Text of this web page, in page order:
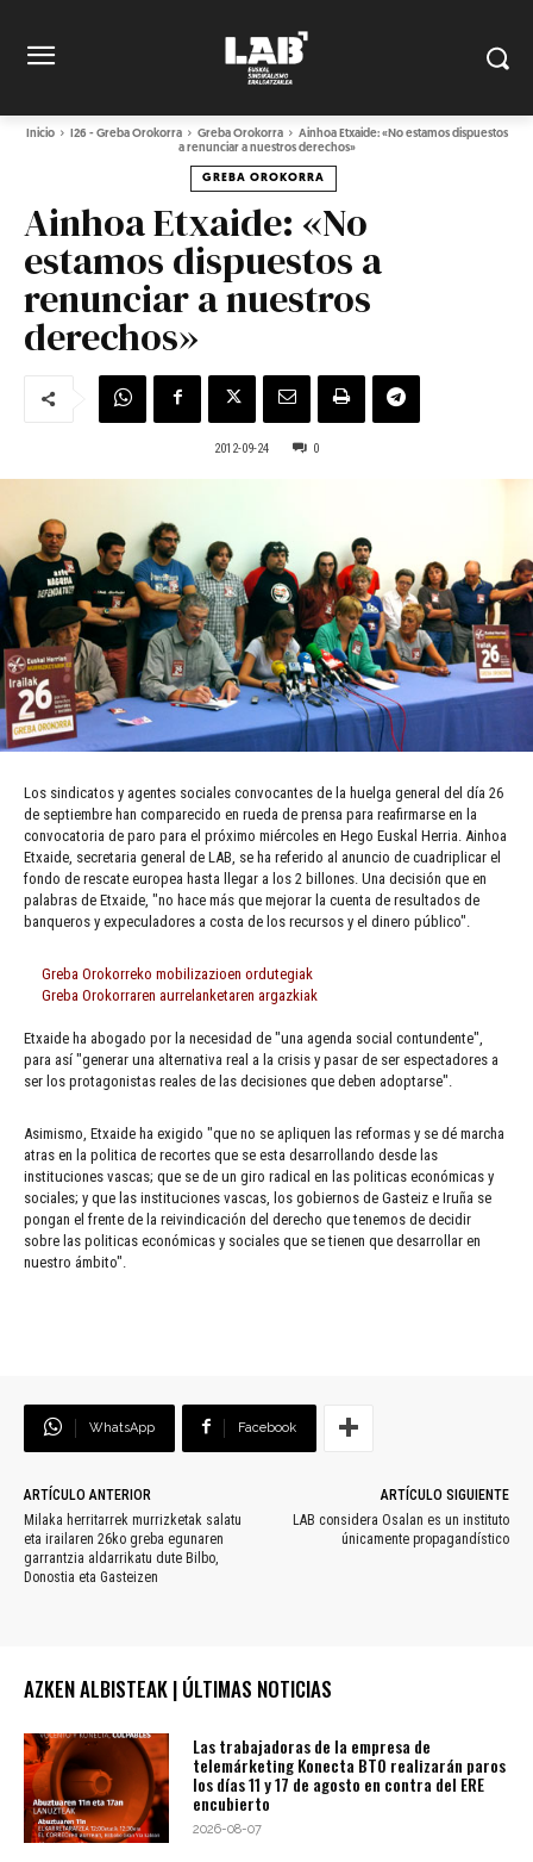
Inicio I26 - Greba Orokorra Greba Orokorra
Ainhoa Etxaide: «No estamos dispuestos
a renunciar a nuestros derechos»
GREBA OROKORRA
Ainhoa Etxaide: «No
estamos dispuestos a
renunciar a nuestros
derechos»
2012-09-24 0
Los sindicatos y agentes sociales convocantes de la huelga general del día 26
de septiembre han comparecido en rueda de prensa para reafirmarse en la
convocatoria de paro para el próximo miércoles en Hego Euskal Herria. Ainhoa
Etxaide, secretaria general de LAB, se ha referido al anuncio de cuadriplicar el
fondo de rescate europea hasta llegar a los 2 billones. Una decisión que en
palabras de Etxaide, "no hace más que mejorar la cuenta de resultados de
banqueros y expeculadores a costa de los recursos y el dinero público".
Greba Orokorreko mobilizazioen ordutegiak
Greba Orokorraren aurrelanketaren argazkiak
Etxaide ha abogado por la necesidad de "una agenda social contundente",
para así "generar una alternativa real a la crisis y pasar de ser espectadores a
ser los protagonistas reales de las decisiones que deben adoptarse".
Asimismo, Etxaide ha exigido "que no se apliquen las reformas y se dé marcha
atras en la politica de recortes que se esta desarrollando desde las
instituciones vascas; que se de un giro radical en las politicas económicas y
sociales; y que las instituciones vascas, los gobiernos de Gasteiz e Iruña se
pongan el frente de la reivindicación del derecho que tenemos de decidir
sobre las politicas económicas y sociales que se tienen que desarrollar en
nuestro ámbito".
WhatsApp Facebook
ARTÍCULO ANTERIOR
Milaka herritarrek murrizketak salatu
eta irailaren 26ko greba egunaren
garrantzia aldarrikatu dute Bilbo,
Donostia eta Gasteizen
ARTÍCULO SIGUIENTE
LAB considera Osalan es un instituto
únicamente propagandístico
AZKEN ALBISTEAK | ÚLTIMAS NOTICIAS
Las trabajadoras de la empresa de
telemárketing Konecta BTO realizarán paros
los días 11 y 17 de agosto en contra del ERE
encubierto
2026-08-07